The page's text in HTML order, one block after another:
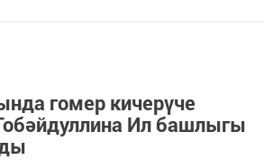
гомер кичерүче
Ил башлыгы